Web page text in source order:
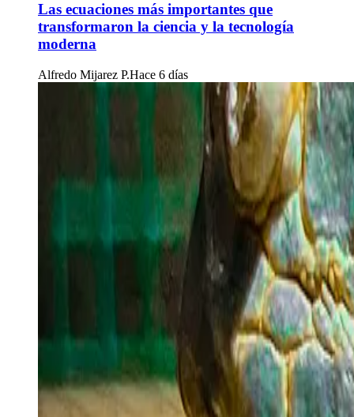
Las ecuaciones más importantes que
transformaron la ciencia y la tecnología
moderna
Alfredo Mijarez P.Hace 6 días